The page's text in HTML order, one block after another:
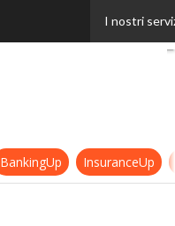
I nostri
BankingUp InsuranceUp